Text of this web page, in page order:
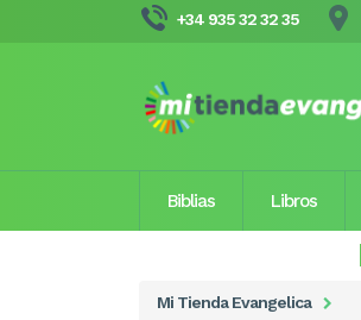
+34 935 32 32 35
Biblias Libros
Mi Tienda Evangelica